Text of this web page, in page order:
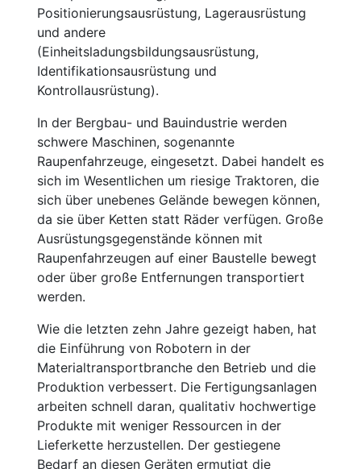
Positionierungsausrüstung, Lagerausrüstung
und andere
(Einheitsladungsbildungsausrüstung,
Identifikationsausrüstung und
Kontrollausrüstung).
In der Bergbau- und Bauindustrie werden
schwere Maschinen, sogenannte
Raupenfahrzeuge, eingesetzt. Dabei handelt es
sich im Wesentlichen um riesige Traktoren, die
sich über unebenes Gelände bewegen können,
da sie über Ketten statt Räder verfügen. Große
Ausrüstungsgegenstände können mit
Raupenfahrzeugen auf einer Baustelle bewegt
oder über große Entfernungen transportiert
werden.
Wie die letzten zehn Jahre gezeigt haben, hat
die Einführung von Robotern in der
Materialtransportbranche den Betrieb und die
Produktion verbessert. Die Fertigungsanlagen
arbeiten schnell daran, qualitativ hochwertige
Produkte mit weniger Ressourcen in der
Lieferkette herzustellen. Der gestiegene
Bedarf an diesen Geräten ermutigt die